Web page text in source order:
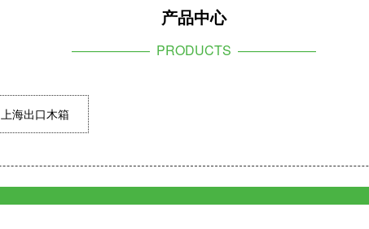
产品中心
—————— PRODUCTS ——————
上海出口木箱